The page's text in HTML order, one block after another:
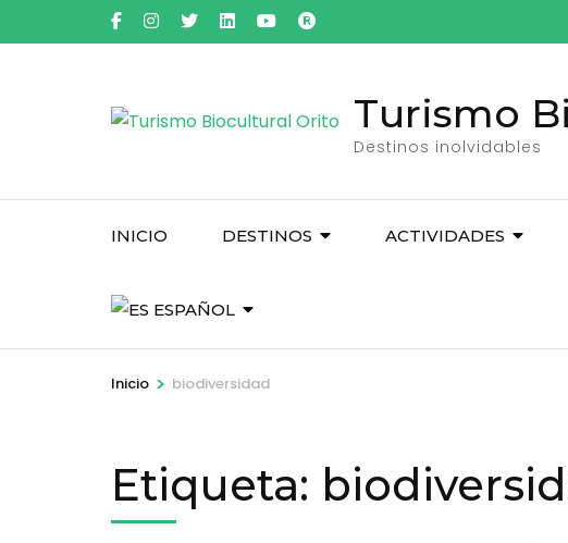
al
Intro)
Turismo
Destinos inolvidables
INICIO DESTINOS ACTIVIDADES
ESPAÑOL
Inicio > biodiversidad
Etiqueta: